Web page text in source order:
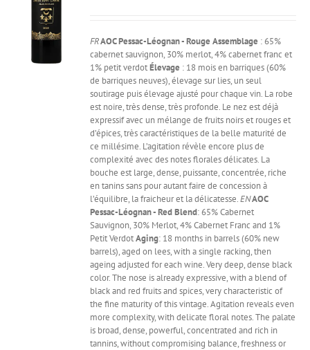
FRAOC Pessac-Léognan - Rouge Assemblage : 65%
cabernet sauvignon, 30% merlot, 4% cabernet franc et
1% petit verdotÉlevage : 18 mois en barriques (60%
de barriques neuves), élevage sur lies, un seul
soutirage puis élevage ajusté pour chaque vin. La robe
est noire, très dense, très profonde. Le nez est déjà
expressif avec un mélange de fruits noirs et rouges et
d’épices, très caractéristiques de la belle maturité de
ce millésime. L’agitation révèle encore plus de
complexité avec des notes florales délicates. La
bouche est large, dense, puissante, concentrée, riche
en tanins sans pour autant faire de concession à
l’équilibre, la fraicheur et la délicatesse.ENAOC
Pessac-Léognan - RedBlend: 65% Cabernet
Sauvignon, 30% Merlot, 4% Cabernet Franc and 1%
Petit VerdotAging: 18 months in barrels (60% new
barrels), aged on lees, with a single racking, then
ageing adjusted for each wine. Very deep, dense black
color. The nose is already expressive, with a blend of
black and red fruits and spices, very characteristic of
the fine maturity of this vintage. Agitation reveals even
more complexity, with delicate floral notes. The palate
is broad, dense, powerful, concentrated and rich in
tannins, without compromising balance, freshness or